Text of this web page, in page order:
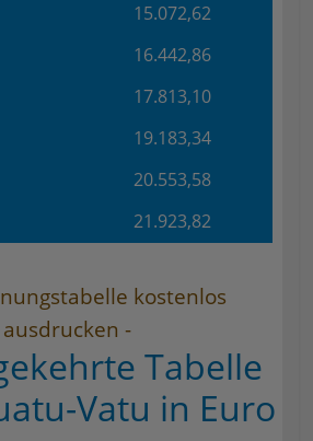
15.072,62
16.442,86
17.813,10
19.183,34
20.553,58
21.923,82
kostenlos
ausdrucken -
Tabelle
Vatu in Euro